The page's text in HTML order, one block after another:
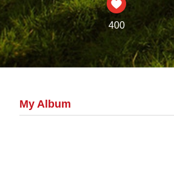
400
My Album